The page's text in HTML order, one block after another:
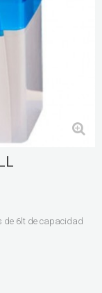
de 6lt de capacidad